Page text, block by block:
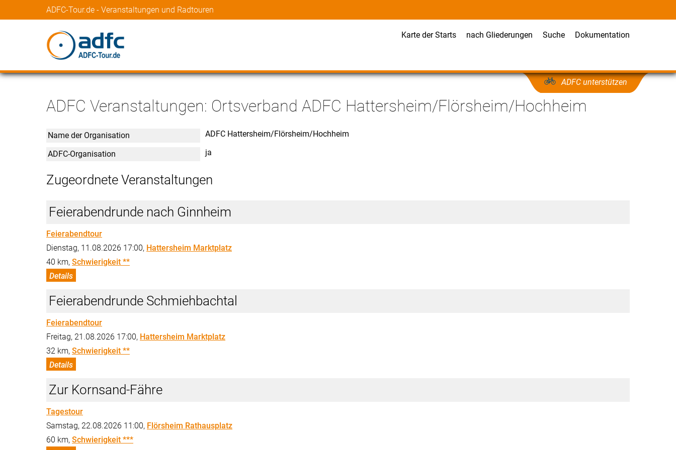
ADFC-Tour.de - Veranstaltungen und Radtouren
Karte der Starts nach Gliederungen Suche Dokumentation
ADFC unterstützen
ADFC Veranstaltungen: Ortsverband ADFC Hattersheim/Flörsheim/Hochheim
Name der Organisation ADFC Hattersheim/Flörsheim/Hochheim
ADFC-Organisation ja
Zugeordnete Veranstaltungen
Feierabendrunde nach Ginnheim
Feierabendtour
Dienstag, 11.08.2026 17:00, Hattersheim Marktplatz
40 km, Schwierigkeit **
Details
Feierabendrunde Schmiehbachtal
Feierabendtour
Freitag, 21.08.2026 17:00, Hattersheim Marktplatz
32 km, Schwierigkeit **
Details
Zur Kornsand-Fähre
Tagestour
Samstag, 22.08.2026 11:00, Flörsheim Rathausplatz
60 km, Schwierigkeit ***